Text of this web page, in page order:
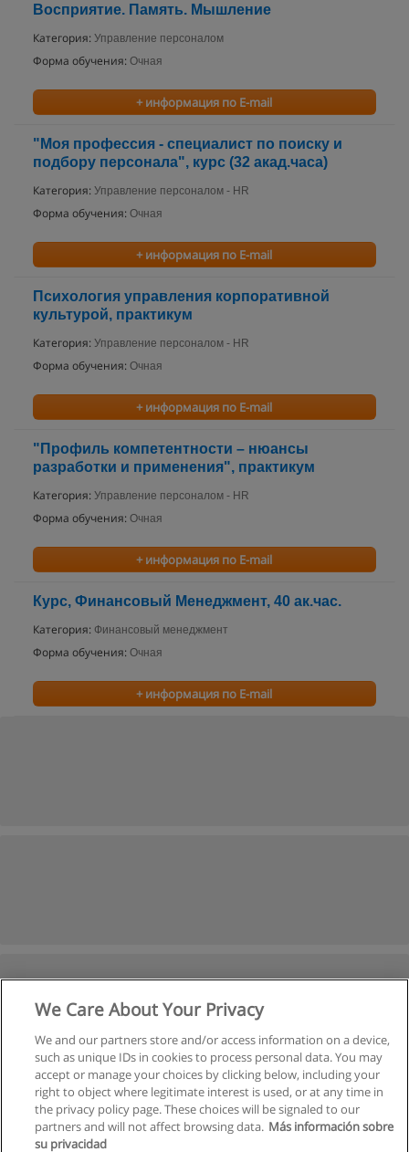
Восприятие. Память. Мышление
Категория: Управление персоналом
Форма обучения: Очная
+ информация по E-mail
"Моя профессия - специалист по поиску и
подбору персонала", курс (32 акад.часа)
Категория: Управление персоналом - HR
Форма обучения: Очная
+ информация по E-mail
Психология управления корпоративной
культурой, практикум
Категория: Управление персоналом - HR
Форма обучения: Очная
+ информация по E-mail
"Профиль компетентности – нюансы
разработки и применения", практикум
Категория: Управление персоналом - HR
Форма обучения: Очная
+ информация по E-mail
Курс, Финансовый Менеджмент, 40 ак.час.
Категория: Финансовый менеджмент
Форма обучения: Очная
+ информация по E-mail
We Care About Your Privacy
We and our partners store and/or access information on a device,
such as unique IDs in cookies to process personal data. You may
accept or manage your choices by clicking below, including your
right to object where legitimate interest is used, or at any time in
the privacy policy page. These choices will be signaled to our
partners and will not affect browsing data. Más información sobre
su privacidad